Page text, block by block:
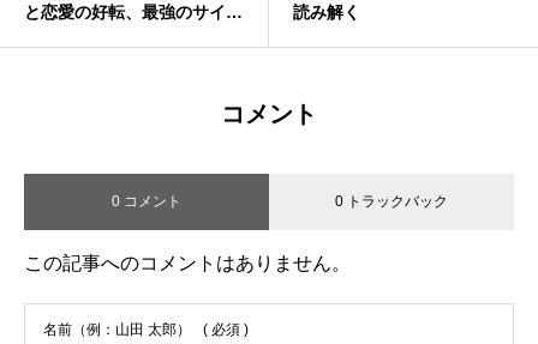
と恋愛の好転、最強のサイン
読み解く
コメント
0 コメント 0 トラックバック
この記事へのコメントはありません。
名前（例：山田 太郎） ( 必須 )